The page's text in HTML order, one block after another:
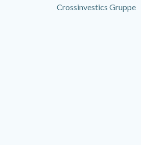
Crossinvestics Gruppe